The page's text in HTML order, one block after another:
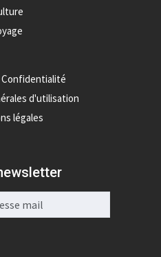
d'utilisation
légales